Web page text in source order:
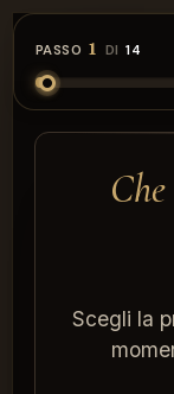
PASSO 1 DI 14
Scegli la